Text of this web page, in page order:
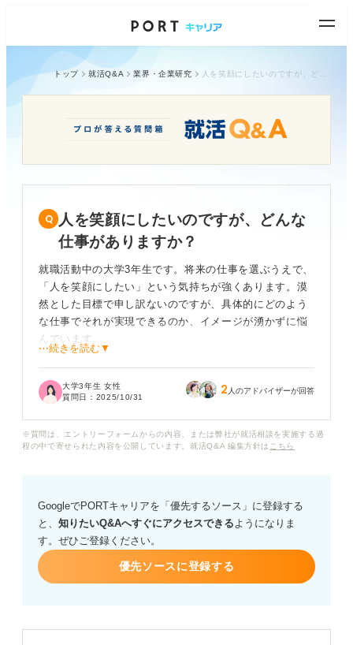
トップ 就活Q&A 業界・企業研究
人を笑顔にしたいのですが、どんな
仕事がありますか？
就職活動中の大学3年生です。将来の仕事を選ぶうえで、
「人を笑顔にしたい」という気持ちが強くあります。漠
然とした目標で申し訳ないのですが、具体的にどのよう
な仕事でそれが実現できるのか、イメージが湧かずに悩
んでいます。
顔にできる仕事はありますでしょうか？
その仕事のやりがいや、求められるスキル、どんな人が
⋯続きを読む▼
大学3年生 女性
質問日： 2025/10/31 2 人のアドバイザーが回答
※質問は、エントリーフォームからの内容、または弊社が就活相談を実施する過
程の中で寄せられた内容を公開しています。就活Q&A 編集方針は こちら
GoogleでPORTキャリアを「優先するソース」に登録する
と、 知りたいQ&Aへすぐにアクセスできるようになりま
す。ぜひご登録ください。
優先ソースに登録する